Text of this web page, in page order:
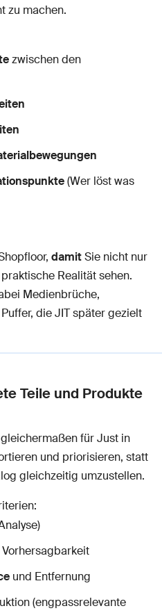
zu machen.
zwischen den
(Wer löst was
damitSie nicht nur
Realität sehen.
Medienbrüche,
die JIT später gezielt
Teile und Produkte
für Just in
und priorisieren, statt
gleichzeitig umzustellen.
und Entfernung
(engpassrelevante